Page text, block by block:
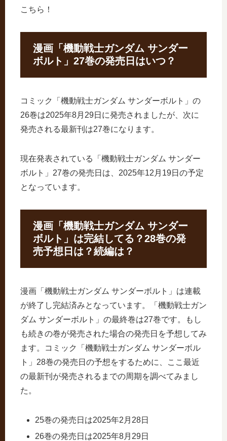
こちら！
漫画「機動戦士ガンダム サンダー
ボルト」27巻の発売日はいつ？
コミック「機動戦士ガンダム サンダーボルト」の
26巻は2025年8月29日に発売されましたが、次に
発売される最新刊は27巻になります。
現在発表されている「機動戦士ガンダム サンダー
ボルト」27巻の発売日は、2025年12月19日の予定
となっています。
漫画「機動戦士ガンダム サンダー
ボルト」は完結してる？28巻の発
売予想日は？続編は？
漫画「機動戦士ガンダム サンダーボルト」は連載
が終了し完結済みとなっています。「機動戦士ガン
ダム サンダーボルト」の最終巻は27巻です。もし
も続きの巻が発売された場合の発売日を予想してみ
ます。コミック「機動戦士ガンダム サンダーボル
ト」28巻の発売日の予想をするために、ここ最近
の最新刊が発売されるまでの周期を調べてみまし
た。
25巻の発売日は2025年2月28日
26巻の発売日は2025年8月29日